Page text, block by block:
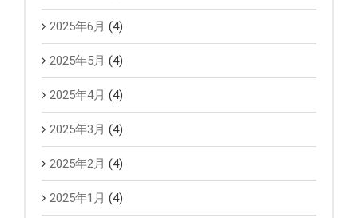
2025年6月 (4)
2025年5月 (4)
2025年4月 (4)
2025年3月 (4)
2025年2月 (4)
2025年1月 (4)